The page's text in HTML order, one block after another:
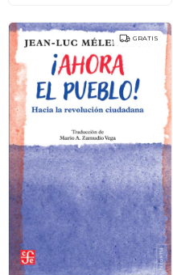
GRATIS